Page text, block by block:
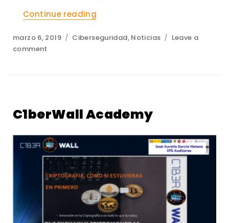
Continue reading
Posted
on
marzo 6, 2019 Categories
Ciberseguridad, Noticias
Leave a
comment
C1berWall Academy